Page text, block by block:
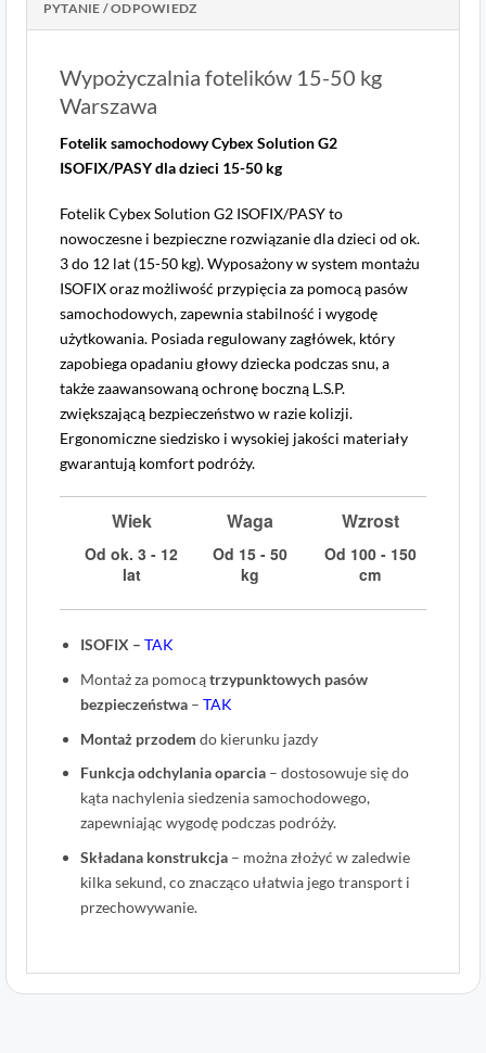
PYTANIE / ODPOWIEDZ
Wypożyczalnia fotelików 15-50 kg
Warszawa
Fotelik samochodowy Cybex Solution G2
ISOFIX/PASY dla dzieci 15-50 kg
Fotelik Cybex Solution G2 ISOFIX/PASY to
nowoczesne i bezpieczne rozwiązanie dla dzieci od ok.
3 do 12 lat (15-50 kg). Wyposażony w system montażu
ISOFIX oraz możliwość przypięcia za pomocą pasów
samochodowych, zapewnia stabilność i wygodę
użytkowania. Posiada regulowany zagłówek, który
zapobiega opadaniu głowy dziecka podczas snu, a
także zaawansowaną ochronę boczną L.S.P.
zwiększającą bezpieczeństwo w razie kolizji.
Ergonomiczne siedzisko i wysokiej jakości materiały
gwarantują komfort podróży.
Wiek
Od ok. 3 - 12
lat
Waga
Od 15 - 50
kg
Wzrost
Od 100 - 150
cm
ISOFIX – TAK
Montaż za pomocątrzypunktowych pasów
bezpieczeństwa– TAK
Montaż przodem do kierunku jazdy
Funkcja odchylania oparcia – dostosowuje się do
kąta nachylenia siedzenia samochodowego,
zapewniając wygodę podczas podróży.
Składana konstrukcja – można złożyć w zaledwie
kilka sekund, co znacząco ułatwia jego transport i
przechowywanie.